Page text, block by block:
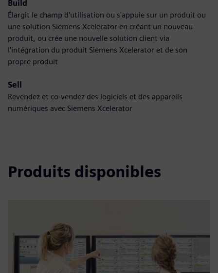
Build
Élargit le champ d'utilisation ou s'appuie sur un produit ou
une solution Siemens Xcelerator en créant un nouveau
produit, ou crée une nouvelle solution client via
l'intégration du produit Siemens Xcelerator et de son
propre produit
Sell
Revendez et co-vendez des logiciels et des appareils
numériques avec Siemens Xcelerator
Produits disponibles